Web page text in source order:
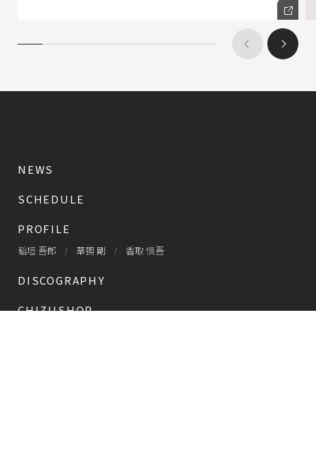
NEWS
SCHEDULE
PROFILE
稲垣 吾郎 草彅 剛 香取 慎吾
DISCOGRAPHY
CHIZUSHOP